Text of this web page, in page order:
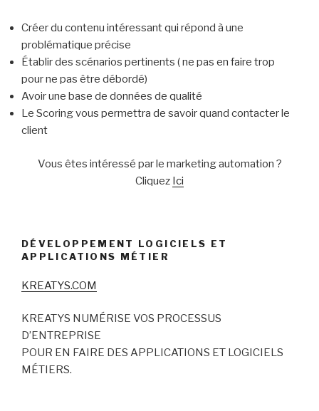
Créer du contenu intéressant qui répond à une
problématique précise
Établir des scénarios pertinents ( ne pas en faire trop
pour ne pas être débordé)
Avoir une base de données de qualité
Le Scoring vous permettra de savoir quand contacter le
client
Vous êtes intéressé par le marketing automation ?
Cliquez Ici
DÉVELOPPEMENT LOGICIELS ET
APPLICATIONS MÉTIER
KREATYS.COM
KREATYS NUMÉRISE VOS PROCESSUS
D’ENTREPRISE
POUR EN FAIRE DES APPLICATIONS ET LOGICIELS
MÉTIERS.